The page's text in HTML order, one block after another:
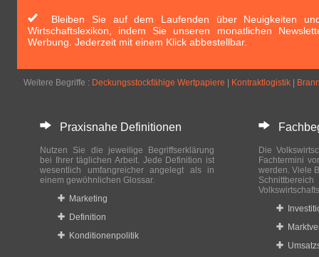
Bleiben Sie auf dem Laufenden über Neuigkeiten
Wirtschaftslexikon, indem Sie unseren monatlichen
Werbung. Jederzeit mit einem Klick abbestellbar.
Weitere Begriffe : Deckungsstockfähige Wertpapiere Kontraktlogistik
Praxisnahe Definitionen
Nutzen Sie die jeweilige Begriffserklärung
bei Ihrer täglichen Arbeit. Jede Definition ist
wesentlich umfangreicher angelegt als in
einem gewöhnlichen Glossar.
Marketing
Definition
Konditionenpolitik
Die
Fachtermini
werden. Viele